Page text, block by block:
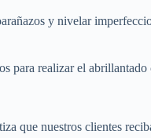
y nivelar
para realizar el abrillantado
que nuestros clientes